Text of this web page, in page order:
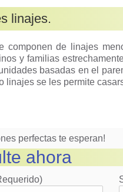
linajes.
componen de linajes
y familias
basadas en el
linajes se les permite
perfectas te esperan!
ahora